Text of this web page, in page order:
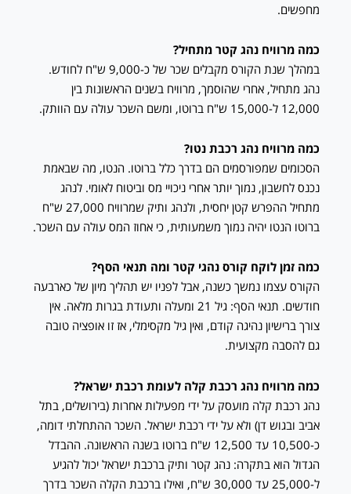
מחפשים.
כמה מרוויח נהג קטר מתחיל?
במהלך שנת הקורס מקבלים שכר של כ-9,000 ש"ח לחודש.
נהג מתחיל, אחרי שהוסמך, מרוויח בשנים הראשונות בין
12,000 ל-15,000 ש"ח ברוטו, ומשם השכר עולה עם הוותק.
כמה מרוויח נהג רכבת נטו?
הסכומים שמפורסמים הם בדרך כלל ברוטו. הנטו, מה שבאמת
נכנס לחשבון, נמוך יותר אחרי ניכויי מס וביטוח לאומי. לנהג
מתחיל ההפרש קטן יחסית, ולנהג ותיק שמרוויח 27,000 ש"ח
ברוטו הנטו יהיה נמוך משמעותית, כי אחוז המס עולה עם השכר.
כמה זמן לוקח קורס נהגי קטר ומה תנאי הסף?
הקורס עצמו נמשך כשנה, אבל לפניו יש תהליך מיון של כארבעה
חודשים. תנאי הסף: גיל 21 ומעלה ותעודת בגרות מלאה. אין
צורך ברישיון נהיגה קודם, ואין גיל מקסימלי, אז זו אופציה טובה
גם להסבה מקצועית.
כמה מרוויח נהג רכבת קלה לעומת רכבת ישראל?
נהג רכבת קלה מועסק על ידי מפעילות אחרות (בירושלים, בתל
אביב ובגוש דן) ולא על ידי רכבת ישראל. השכר ההתחלתי דומה,
כ-10,500 עד 12,500 ש"ח ברוטו בשנה הראשונה. ההבדל
הגדול הוא בתקרה: נהג קטר ותיק ברכבת ישראל יכול להגיע
ל-25,000 עד 30,000 ש"ח, ואילו ברכבת הקלה השכר בדרך